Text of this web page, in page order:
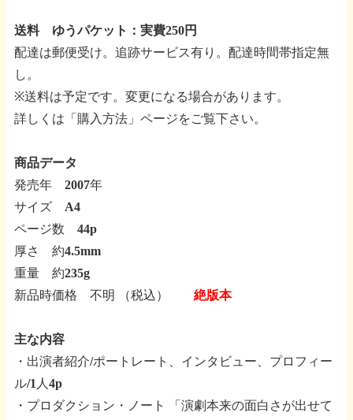
送料 ゆうパケット：実費250円
配達は郵便受け。追跡サービス有り。配達時間帯指定無
し。
※送料は予定です。変更になる場合があります。
詳しくは「購入方法」ページをご覧下さい。
商品データ
発売年 2007年
サイズ A4
ページ数 44p
厚さ 約4.5mm
重量 約235g
新品時価格 不明 （税込） 絶版本
主な内容
・出演者紹介/ポートレート、インタビュー、プロフィー
ル/1人4p
・プロダクション・ノート
「演劇本来の面白さが出せて